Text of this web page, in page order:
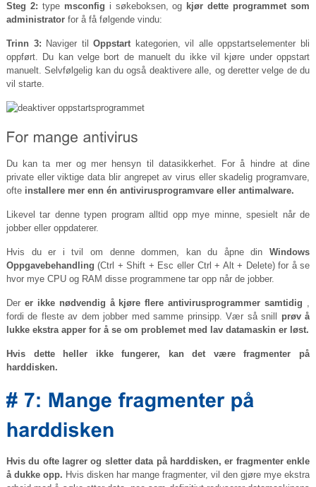
Steg 2: type msconfig i søkeboksen, og kjør dette programmet som
administratorfor å få følgende vindu:
Trinn 3: Naviger tilOppstart kategorien, vil alle oppstartselementer bli
oppført. Du kan velge bort de manuelt du ikke vil kjøre under oppstart
manuelt. Selvfølgelig kan du også deaktivere alle, og deretter velge de du
vil starte.
Du kan ta mer og mer hensyn til datasikkerhet. For å hindre at dine
private eller viktige data blir angrepet av virus eller skadelig programvare,
ofte installere mer enn én antivirusprogramvare eller antimalware.
Likevel tar denne typen program alltid opp mye minne, spesielt når de
jobber eller oppdaterer.
Hvis du er i tvil om denne dommen, kan du åpne dinWindows
Oppgavebehandling (Ctrl + Shift + Esc eller Ctrl + Alt + Delete) for å se
hvor mye CPU og RAM disse programmene tar opp når de jobber.
Der er ikke nødvendig å kjøre flere antivirusprogrammer samtidig ,
fordi de fleste av dem jobber med samme prinsipp. Vær så snill prøv å
lukke ekstra apper for å se om problemet med lav datamaskin er løst.
Hvis dette heller ikke fungerer, kan det være fragmenter på
harddisken.
Hvis du ofte lagrer og sletter data på harddisken, er fragmenter enkle
å dukke opp. Hvis disken har mange fragmenter, vil den gjøre mye ekstra